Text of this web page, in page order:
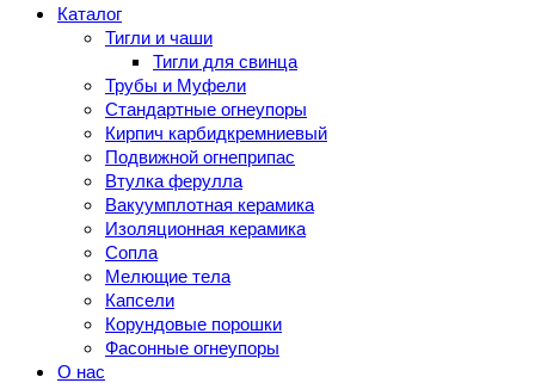
Каталог
Тигли и чаши
Тигли для свинца
Трубы и Муфели
Стандартные огнеупоры
Кирпич карбидкремниевый
Подвижной огнеприпас
Втулка ферулла
Вакуумплотная керамика
Изоляционная керамика
Сопла
Мелющие тела
Капсели
Корундовые порошки
Фасонные огнеупоры
О нас